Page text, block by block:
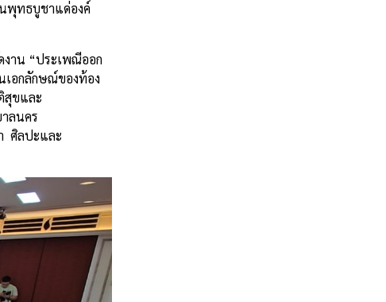
พุทธบูชาแด่องค์
าน “ประเพณีออก
อกลักษณ์ของท้อง
สุขและ
ลนคร
ศิลปะและ